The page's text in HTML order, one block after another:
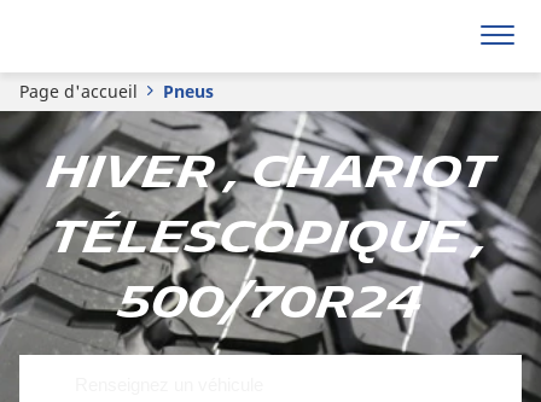
Page d'accueil Pneus
Hiver , Chariot
télescopique ,
500/70R24